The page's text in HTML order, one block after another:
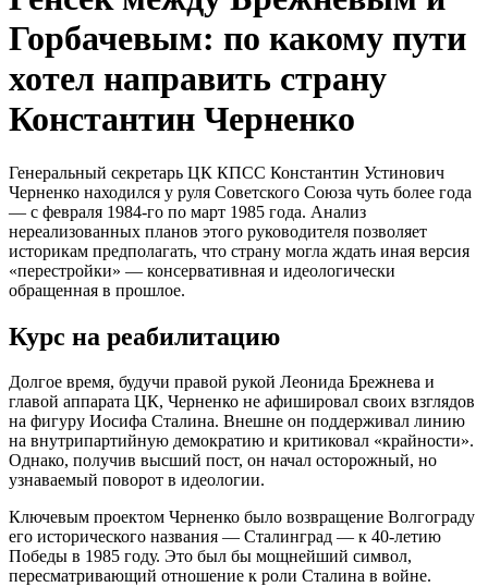
Горбачевым: по какому пути
хотел направить страну
Константин Черненко
Генеральный секретарь ЦК КПСС Константин Устинович
Черненко находился у руля Советского Союза чуть более года
— с февраля 1984-го по март 1985 года. Анализ
нереализованных планов этого руководителя позволяет
историкам предполагать, что страну могла ждать иная версия
«перестройки» — консервативная и идеологически
обращенная в прошлое.
Курс на реабилитацию
Долгое время, будучи правой рукой Леонида Брежнева и
главой аппарата ЦК, Черненко не афишировал своих взглядов
на фигуру Иосифа Сталина. Внешне он поддерживал линию
на внутрипартийную демократию и критиковал «крайности».
Однако, получив высший пост, он начал осторожный, но
узнаваемый поворот в идеологии.
Ключевым проектом Черненко было возвращение Волгограду
его исторического названия — Сталинград — к 40-летию
Победы в 1985 году. Это был бы мощнейший символ,
пересматривающий отношение к роли Сталина в войне.